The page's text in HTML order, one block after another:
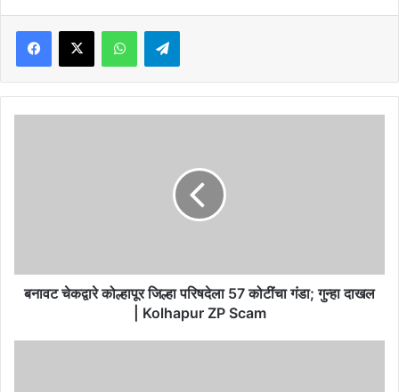
Facebook
X WhatsAppTelegram
गुन्हा
दाखल
बनावट चेकद्वारे कोल्हापूर जिल्हा परिषदेला 57 कोटींचा गंडा; गुन्हा दाखल
| Kolhapur ZP Scam